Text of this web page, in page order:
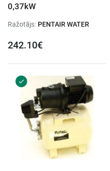
0,37kW
Ražotājs: PENTAIR WATER
242.10€